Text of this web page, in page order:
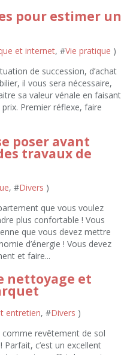
pour estimer un
et internet, #Vie pratique )
de succession, d’achat
il vous sera nécessaire,
sa valeur vénale en faisant
Premier réflexe, faire
poser avant
travaux de
, #Divers )
que vous voulez
plus confortable ! Vous
que vous devez mettre
d’énergie ! Vous devez
et faire...
nettoyage et
entretien, #Divers )
revêtement de sol
c’est un excellent